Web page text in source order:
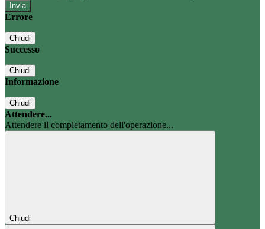
Errore
Chiudi
Successo
Chiudi
Informazione
Chiudi
Attendere...
Attendere il completamento dell'operazione...
Chiudi